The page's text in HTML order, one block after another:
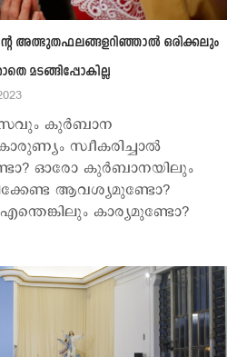
അത്ഭുതഫലങ്ങളറിഞ്ഞാല്‍ ഒരിക്കലും
മടങ്ങിപ്പോകില്ല
കുര്‍ബാന
സ്വീകരിച്ചാല്‍
ഓരോ കുര്‍ബാനയിലും
ആവശ്യമുണ്ടോ?
കാര്യമുണ്ടോ?